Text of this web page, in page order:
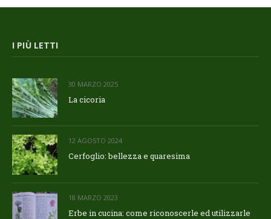
I PIÙ LETTI
30 MARZO 2025
La cicoria
12 AGOSTO 2024
Cerfoglio: bellezza e quaresima
18 MARZO 2023
Erbe in cucina: come riconoscerle ed utilizzarle